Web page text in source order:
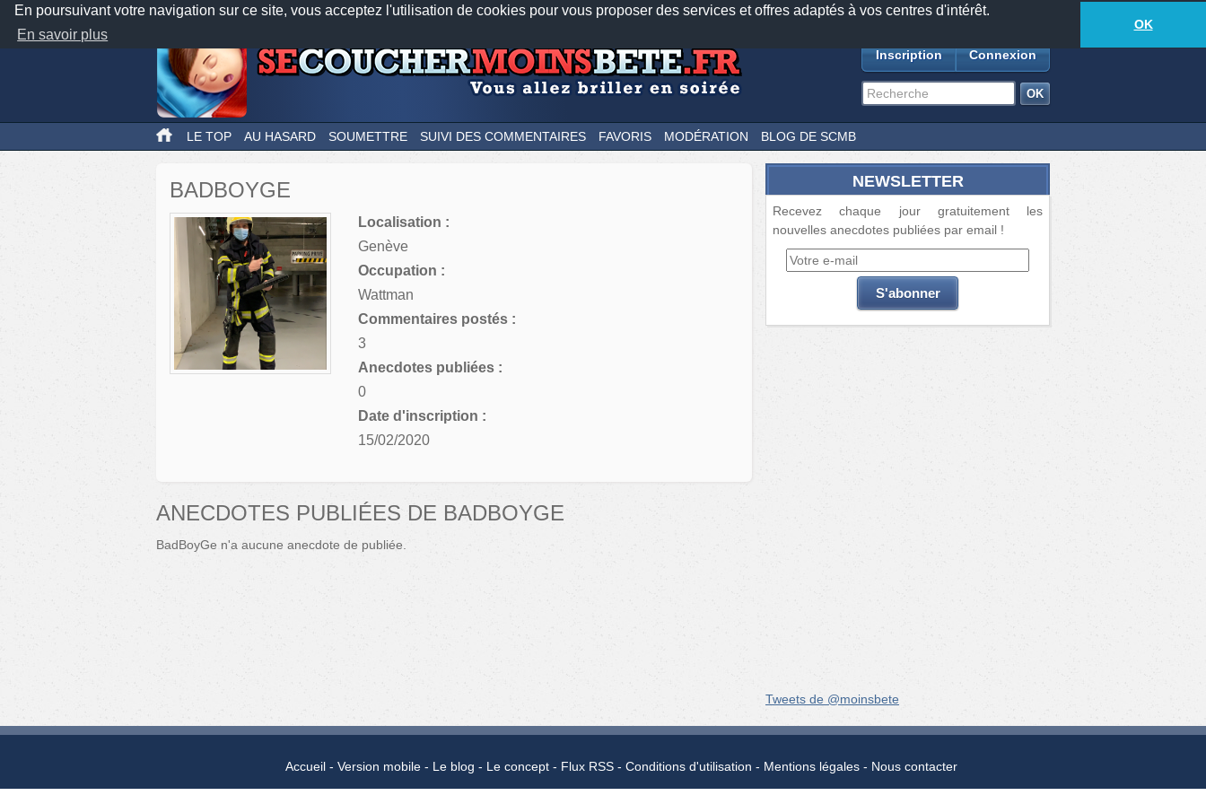
En poursuivant votre navigation sur ce site, vous acceptez l'utilisation de cookies pour vous proposer des services et offres adaptés à vos centres d'intérêt.
En savoir plus
OK
Nos applications mobiles Newsletter Facebook
TwitterFeeds18881anecdotes-373lecteurs connectés
Inscription Connexion
LE TOP AU HASARD SOUMETTRE SUIVI DES COMMENTAIRES FAVORIS MODÉRATION BLOG DE SCMB
BADBOYGE
Localisation :
Genève
Occupation :
Wattman
Commentaires postés :
3
Anecdotes publiées :
0
Date d'inscription :
15/02/2020
ANECDOTES PUBLIÉES DE BADBOYGE
BadBoyGe n'a aucune anecdote de publiée.
NEWSLETTER
Recevez chaque jour gratuitement les
nouvelles anecdotes publiées par email !
Tweets de @moinsbete
Accueil Version mobile Le blog Le concept Flux RSS Conditions d'utilisation Mentions légales Nous contacter